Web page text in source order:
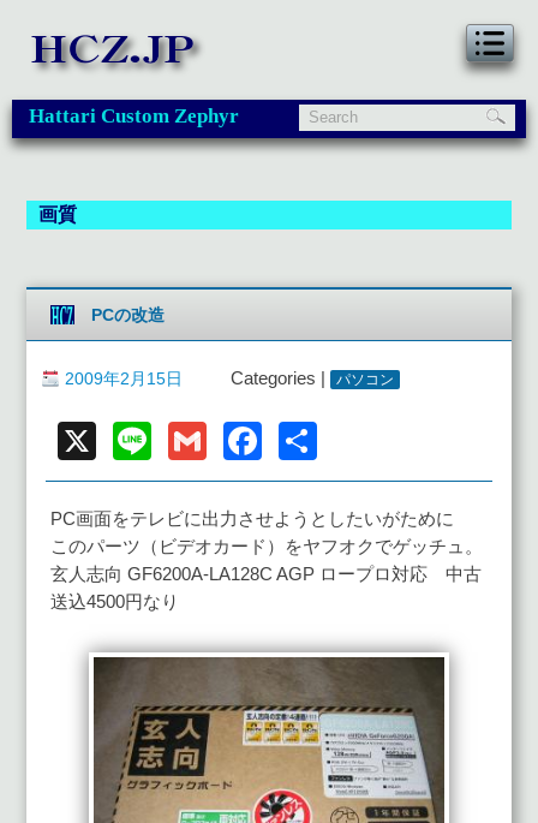
Hattari Custom Zephyr
画質
PCの改造
2009年2月15日 Categories | パソコン
X Line GmailFacebook
有
PC画面をテレビに出力させようとしたいがために
このパーツ（ビデオカード）をヤフオクでゲッチュ。
玄人志向 GF6200A-LA128C AGP ロープロ対応 中古
送込4500円なり